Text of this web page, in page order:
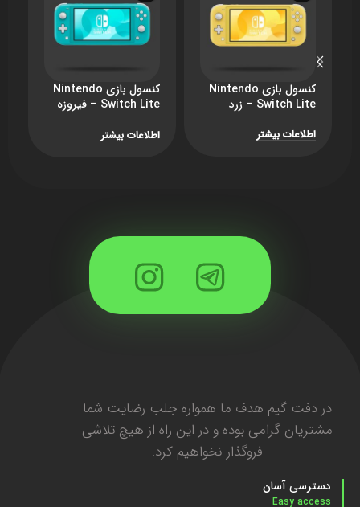
کنسول بازی Nintendo
Switch Lite – زرد
اطلاعات بیشتر
کنسول بازی Nintendo
Switch Lite – فیروزه
اطلاعات بیشتر
در دفت گیم هدف ما همواره جلب رضایت شما
مشتریان گرامی بوده و در این راه از هیچ تلاشی
فروگذار نخواهیم کرد.
دسترسی آسان
Easy access